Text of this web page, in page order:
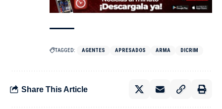
TAGGED: AGENTES APRESADOS ARMA DICRIM
Share This Article